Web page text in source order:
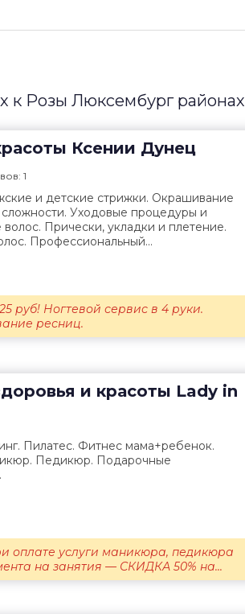
к Розы Люксембург районах
Ксении Дунец
1
и детские стрижки. Окрашивание
Уходовые процедуры и
Прически, укладки и плетение.
Профессиональный...
руб! Ногтевой сервис в 4 руки.
ресниц.
и красоты Lady in
Пилатес. Фитнес мама+ребенок.
Педикюр. Подарочные
оплате услуги маникюра, педикюра
на занятия — СКИДКА 50% на...